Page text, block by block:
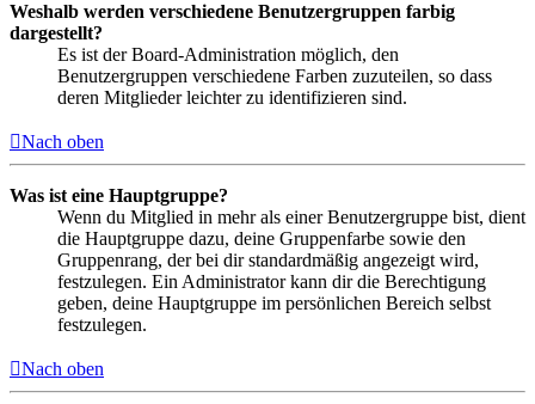
Weshalb werden verschiedene Benutzergruppen farbig
dargestellt?
Es ist der Board-Administration möglich, den
Benutzergruppen verschiedene Farben zuzuteilen, so dass
deren Mitglieder leichter zu identifizieren sind.
Nach oben
Was ist eine Hauptgruppe?
Wenn du Mitglied in mehr als einer Benutzergruppe bist, dient
die Hauptgruppe dazu, deine Gruppenfarbe sowie den
Gruppenrang, der bei dir standardmäßig angezeigt wird,
festzulegen. Ein Administrator kann dir die Berechtigung
geben, deine Hauptgruppe im persönlichen Bereich selbst
festzulegen.
Nach oben